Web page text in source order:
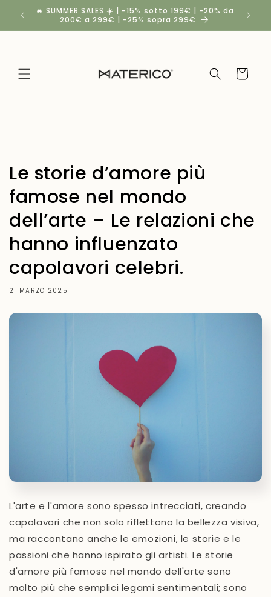
direttamente
ai contenuti
🔥 SUMMER SALES ☀️ | -15% sotto 199€ | -20% da
200€ a 299€ | -25% sopra 299€
Carrello
Le storie d’amore più
famose nel mondo
dell’arte – Le relazioni che
hanno influenzato
capolavori celebri.
21 MARZO 2025
L'arte e l'amore sono spesso intrecciati, creando
capolavori che non solo riflettono la bellezza visiva,
ma raccontano anche le emozioni, le storie e le
passioni che hanno ispirato gli artisti. Le storie
d'amore più famose nel mondo dell'arte sono
molto più che semplici legami sentimentali; sono